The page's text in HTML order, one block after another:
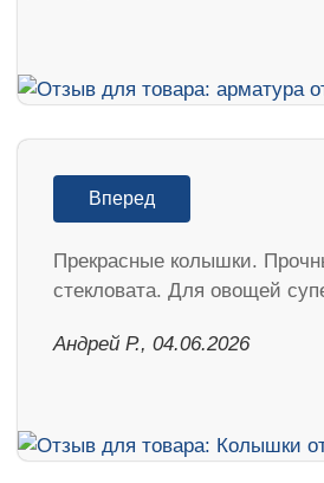
Вперед
Прекрасные колышки.
стекловата. Для овощей
Андрей Р., 04.06.2026